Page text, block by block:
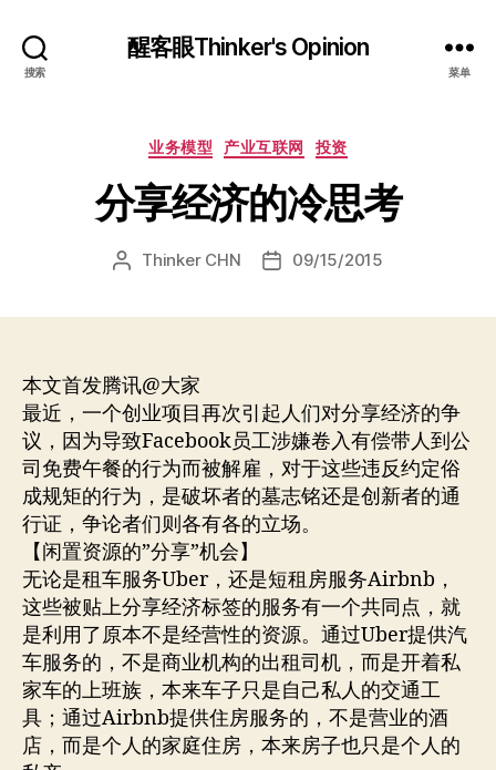
搜索
醒客眼Thinker's Opinion
菜单
分
业务模型 产业互联网 投资
分享经济的冷思考
文 Thinker CHN
发 09/15/2015
本文首发腾讯@大家
最近，一个创业项目再次引起人们对分享经济的争
议，因为导致Facebook员工涉嫌卷入有偿带人到公
司免费午餐的行为而被解雇，对于这些违反约定俗
成规矩的行为，是破坏者的墓志铭还是创新者的通
行证，争论者们则各有各的立场。
【闲置资源的”分享”机会】
无论是租车服务Uber，还是短租房服务Airbnb，
这些被贴上分享经济标签的服务有一个共同点，就
是利用了原本不是经营性的资源。通过Uber提供汽
车服务的，不是商业机构的出租司机，而是开着私
家车的上班族，本来车子只是自己私人的交通工
具；通过Airbnb提供住房服务的，不是营业的酒
店，而是个人的家庭住房，本来房子也只是个人的